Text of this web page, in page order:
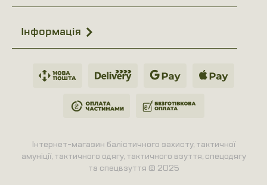
Інформація
Інтернет-магазин балістичного захисту, тактичної
амуніції, тактичного одягу, тактичного взуття, спецодягу
та спецвзуття © 2025